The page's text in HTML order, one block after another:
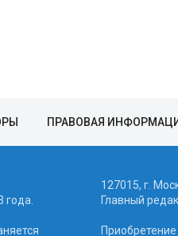
ПРАВОВАЯ
127015, г.
Главный